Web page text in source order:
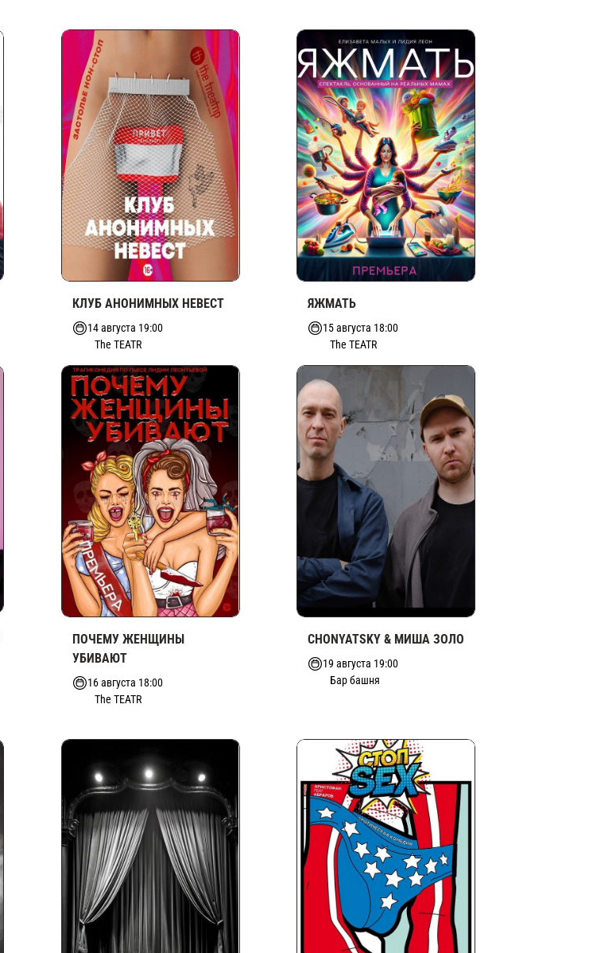
КЛУБ АНОНИМНЫХ НЕВЕСТ
14 августа 19:00
The TEATR
ЯЖМАТЬ
15 августа 18:00
The TEATR
ПОЧЕМУ ЖЕНЩИНЫ
УБИВАЮТ
16 августа 18:00
The TEATR
CHONYATSKY & МИША ЗОЛО
19 августа 19:00
Бар башня